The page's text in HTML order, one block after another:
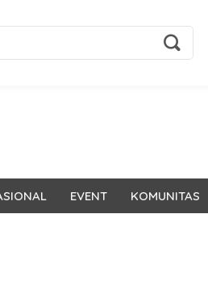
EVENT KOMUNITAS